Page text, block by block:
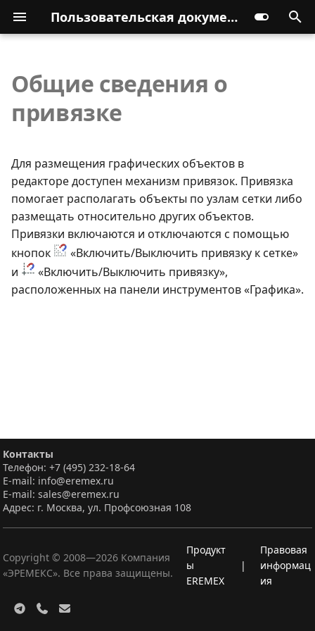
Пользовательская документация
Общие сведения о
привязке
Для размещения графических объектов в
редакторе доступен механизм привязок. Привязка
помогает располагать объекты по узлам сетки либо
размещать относительно других объектов.
Привязки включаются и отключаются с помощью
кнопок
«Включить/Выключить привязку к сетке»
и
«Включить/Выключить привязку»,
расположенных на панели инструментов «Графика».
Контакты
Телефон: +7 (495) 232-18-64
E-mail: info@eremex.ru
E-mail: sales@eremex.ru
Адрес: г. Москва, ул. Профсоюзная 108
Copyright © 2008—2026 Компания
«ЭРЕМЕКС». Все права защищены.
Продукт
ы
EREMEX
|
Правовая
информац
ия